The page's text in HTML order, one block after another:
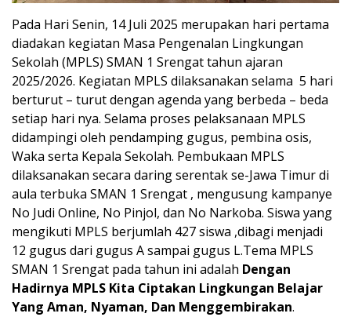
Pada Hari Senin, 14 Juli 2025 merupakan hari pertama
diadakan kegiatan Masa Pengenalan Lingkungan
Sekolah (MPLS) SMAN 1 Srengat tahun ajaran
2025/2026. Kegiatan MPLS dilaksanakan selama 5 hari
berturut – turut dengan agenda yang berbeda – beda
setiap hari nya. Selama proses pelaksanaan MPLS
didampingi oleh pendamping gugus, pembina osis,
Waka serta Kepala Sekolah. Pembukaan MPLS
dilaksanakan secara daring serentak se-Jawa Timur di
aula terbuka SMAN 1 Srengat , mengusung kampanye
No Judi Online, No Pinjol, dan No Narkoba. Siswa yang
mengikuti MPLS berjumlah 427 siswa ,dibagi menjadi
12 gugus dari gugus A sampai gugus L.Tema MPLS
SMAN 1 Srengat pada tahun ini adalah Dengan
Hadirnya MPLS Kita Ciptakan Lingkungan Belajar
Yang Aman, Nyaman, Dan Menggembirakan.